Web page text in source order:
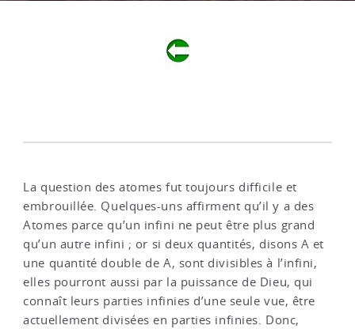
La question des atomes fut toujours difficile et
embrouillée. Quelques-uns affirment qu’il y a des
Atomes parce qu’un infini ne peut être plus grand
qu’un autre infini ; or si deux quantités, disons A et
une quantité double de A, sont divisibles à l’infini,
elles pourront aussi par la puissance de Dieu, qui
connaît leurs parties infinies d’une seule vue, être
actuellement divisées en parties infinies. Donc,